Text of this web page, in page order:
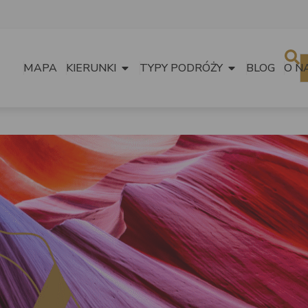
MAPA KIERUNKI TYPY PODRÓŻY BLOG O